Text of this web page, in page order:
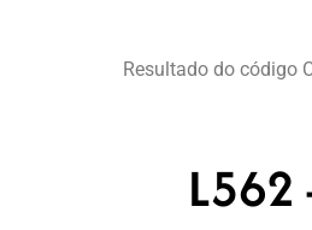
Resultado do código